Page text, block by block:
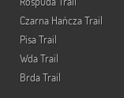
Czarna Hańcza Trail
Pisa Trail
Wda Trail
Brda Trail